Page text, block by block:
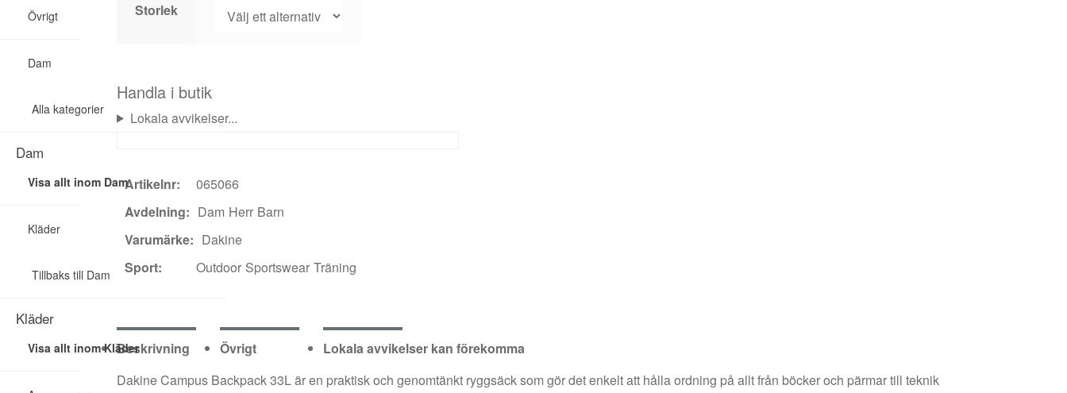
Övrigt
Dam
Alla kategorier
Dam
Visa allt inom Dam
Kläder
Tillbaks till Dam
Kläder
Visa allt inom Kläder
Storlek
Handla i butik
Lokala avvikelser...
Artikelnr:
065066
Avdelning: Dam Herr Barn
Varumärke: Dakine
Sport:
Outdoor Sportswear Träning
Beskrivning Övrigt
Lokala avvikelser kan förekomma
Dakine Campus Backpack 33L är en praktisk och genomtänkt ryggsäck som gör det enkelt att hålla ordning på allt från böcker och pärmar till teknik